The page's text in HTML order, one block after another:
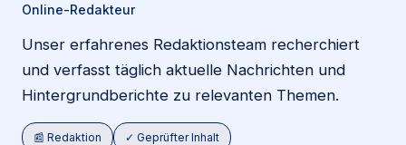
Online-Redakteur
Unser erfahrenes Redaktionsteam recherchiert
und verfasst täglich aktuelle Nachrichten und
Hintergrundberichte zu relevanten Themen.
📰 Redaktion ✓ Geprüfter Inhalt